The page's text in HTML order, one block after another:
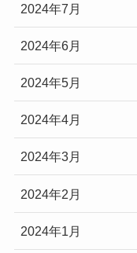
2024年7月
2024年6月
2024年5月
2024年4月
2024年3月
2024年2月
2024年1月